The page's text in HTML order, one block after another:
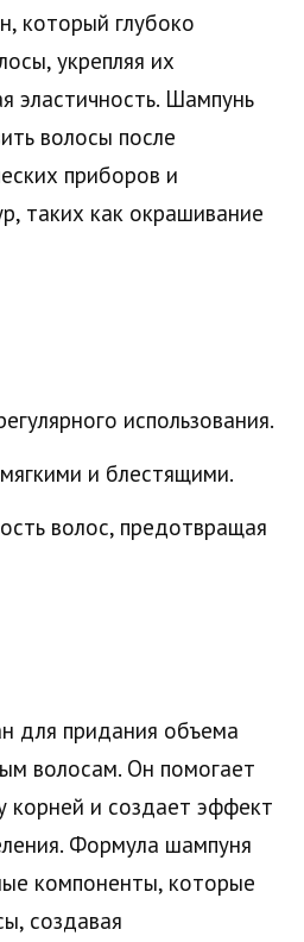
который глубоко
укрепляя их
эластичность. Шампунь
волосы после
приборов и
таких как окрашивание
использования.
и блестящими.
волос, предотвращая
для придания объема
волосам. Он помогает
корней и создает эффект
Формула шампуня
компоненты, которые
создавая